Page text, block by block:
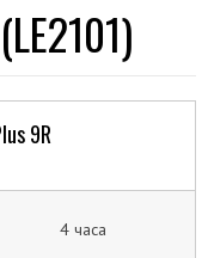
9R
4 часа